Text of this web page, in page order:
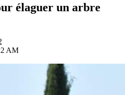
élaguer un arbre
AM